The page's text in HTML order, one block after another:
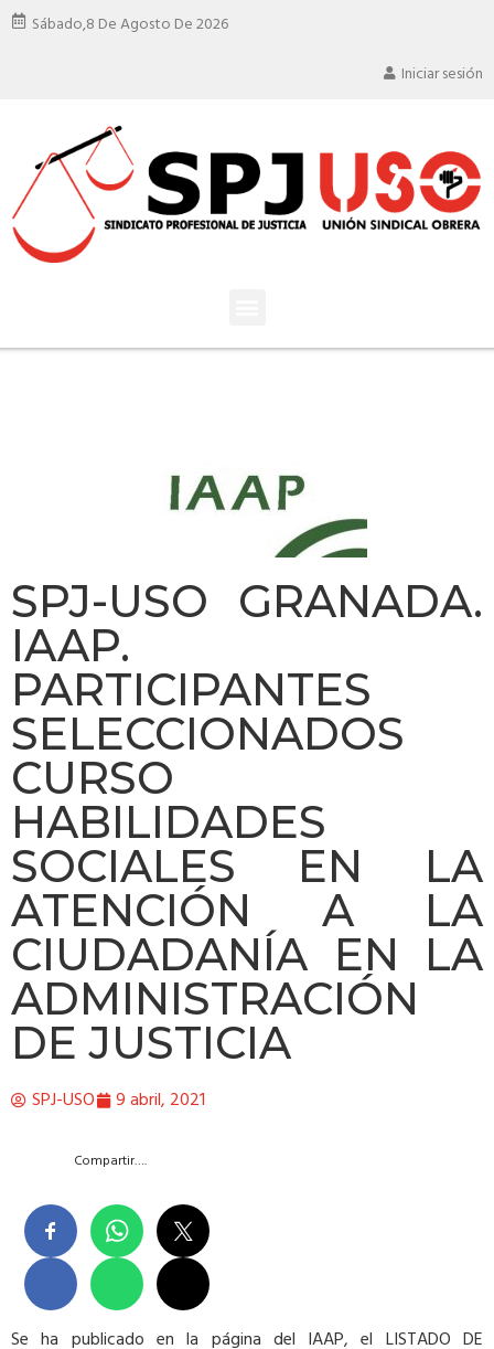
Sábado,8 De Agosto De 2026
Iniciar sesión
SPJ-USO GRANADA.
IAAP.
PARTICIPANTES
SELECCIONADOS
CURSO
HABILIDADES
SOCIALES EN LA
ATENCIÓN A LA
CIUDADANÍA EN LA
ADMINISTRACIÓN
DE JUSTICIA
SPJ-USO 9 abril, 2021
Compartir….
Se ha publicado en la página del IAAP, el LISTADO DE